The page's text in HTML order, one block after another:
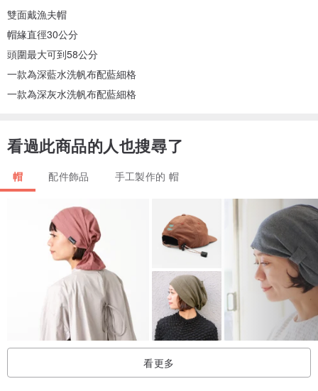
雙面戴漁夫帽
帽緣直徑30公分
頭圍最大可到58公分
一款為深藍水洗帆布配藍細格
一款為深灰水洗帆布配藍細格
看過此商品的人也搜尋了
帽 配件飾品 手工製作的 帽
看更多